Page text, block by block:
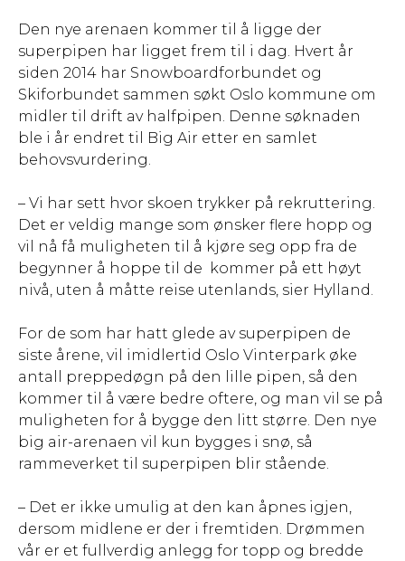
Den nye arenaen kommer til å ligge der
superpipen har ligget frem til i dag. Hvert år
siden 2014 har Snowboardforbundet og
Skiforbundet sammen søkt Oslo kommune om
midler til drift av halfpipen. Denne søknaden
ble i år endret til Big Air etter en samlet
behovsvurdering.
– Vi har sett hvor skoen trykker på rekruttering.
Det er veldig mange som ønsker flere hopp og
vil nå få muligheten til å kjøre seg opp fra de
begynner å hoppe til de kommer på ett høyt
nivå, uten å måtte reise utenlands, sier Hylland.
For de som har hatt glede av superpipen de
siste årene, vil imidlertid Oslo Vinterpark øke
antall preppedøgn på den lille pipen, så den
kommer til å være bedre oftere, og man vil se på
muligheten for å bygge den litt større. Den nye
big air-arenaen vil kun bygges i snø, så
rammeverket til superpipen blir stående.
– Det er ikke umulig at den kan åpnes igjen,
dersom midlene er der i fremtiden. Drømmen
vår er et fullverdig anlegg for topp og bredde